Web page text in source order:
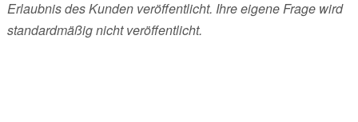
Erlaubnis des Kunden veröffentlicht. Ihre eigene Frage wird
standardmäßig nicht veröffentlicht.